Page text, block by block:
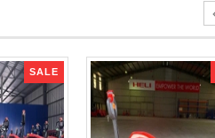
SALE